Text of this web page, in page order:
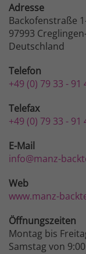
Adresse
Backofenstraße
97993
Deutschland
Telefon
+49 (0) 79 33 - 91
Telefax
+49 (0) 79 33 - 91
E-Mail
info@manz-
Web
www.manz-
Öffnungszeiten
Montag bis
Samstag von